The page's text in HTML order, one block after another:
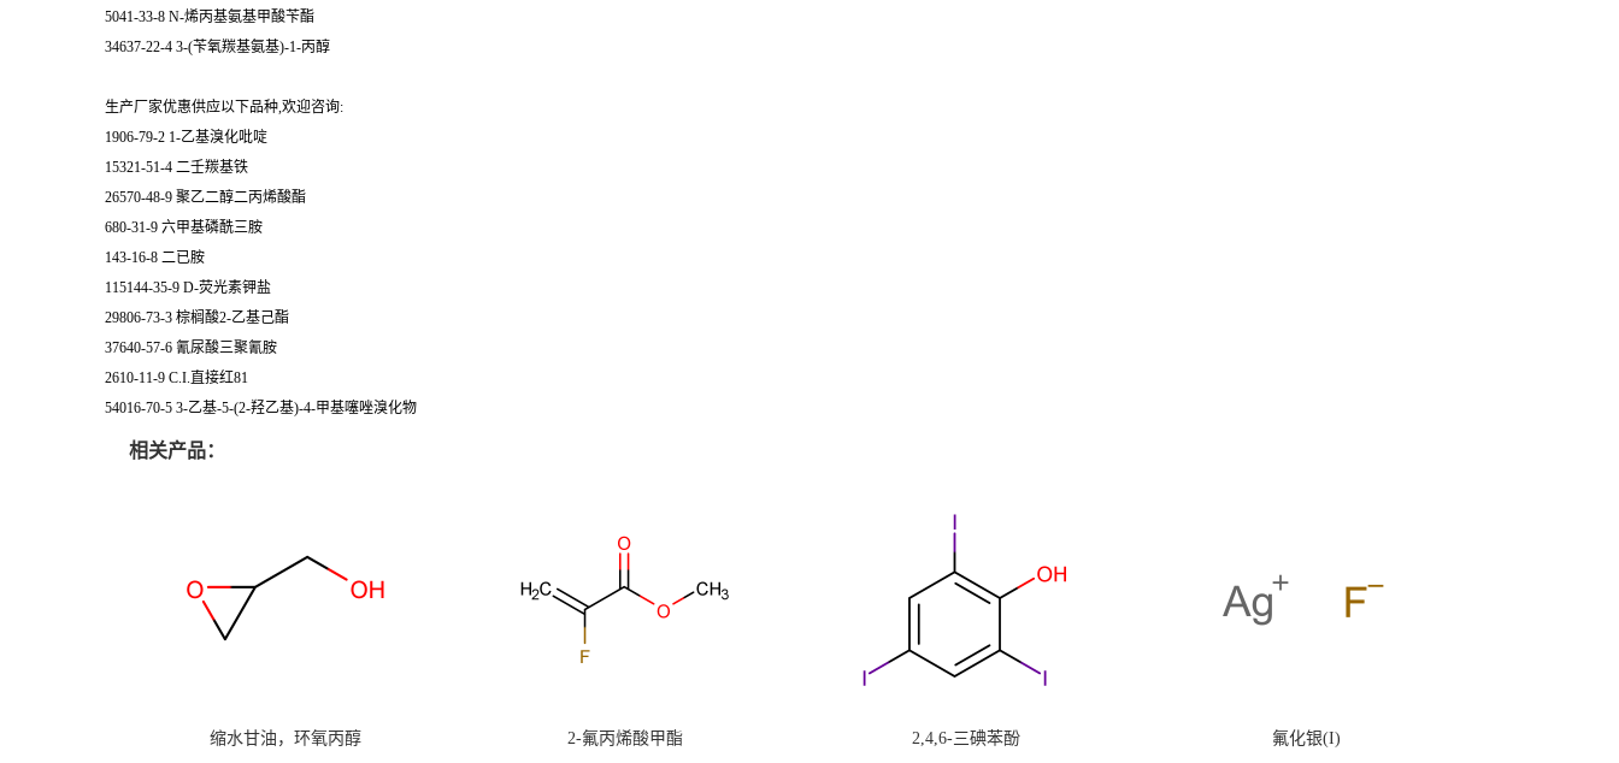
5041-33-8 N-烯丙基氨基甲酸苄酯
34637-22-4 3-(苄氧羰基氨基)-1-丙醇
生产厂家优惠供应以下品种,欢迎咨询:
1906-79-2 1-乙基溴化吡啶
15321-51-4 二壬羰基铁
26570-48-9 聚乙二醇二丙烯酸酯
680-31-9 六甲基磷酰三胺
143-16-8 二已胺
115144-35-9 D-荧光素钾盐
29806-73-3 棕榈酸2-乙基己酯
37640-57-6 氰尿酸三聚氰胺
2610-11-9 C.I.直接红81
54016-70-5 3-乙基-5-(2-羟乙基)-4-甲基噻唑溴化物
相关产品：
缩水甘油，环氧丙醇 2-氟丙烯酸甲酯 2,4,6-三碘苯酚 氟化银(I)